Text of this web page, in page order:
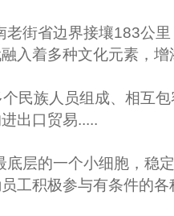
省边界接壤183公里
入着多种文化元素，
族人员组成、相互包
出口贸易.....
的一个小细胞，稳定
工积极参与有条件的